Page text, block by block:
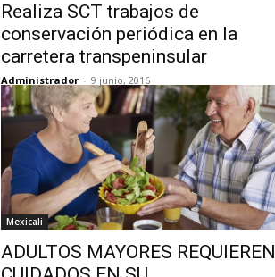
Realiza SCT trabajos de
conservación periódica en la
carretera transpeninsular
Administrador - 9 junio, 2016
Mexicali
ADULTOS MAYORES REQUIEREN